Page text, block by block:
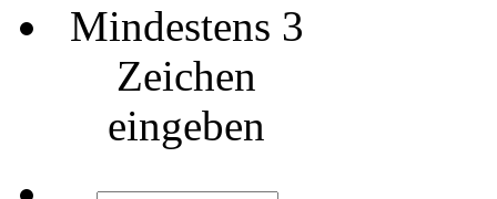
Mindestens 3
Zeichen
eingeben